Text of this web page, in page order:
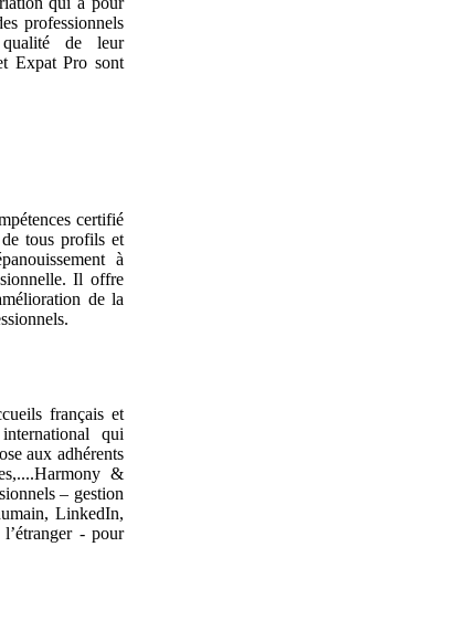
professionnels
de leur
Expat Pro sont
certifié
tous profils et
à
Il offre
de la
français et
qui
aux adhérents
&
– gestion
LinkedIn,
- pour